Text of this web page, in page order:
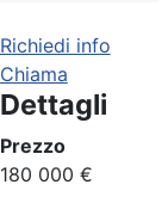
Richiedi info
Chiama
Dettagli
Prezzo
180 000 €